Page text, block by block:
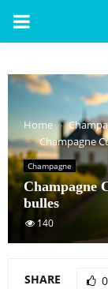
PRIMARY
Home
Champagne
Champagne
Champagne
bulles
140
SHARE 0